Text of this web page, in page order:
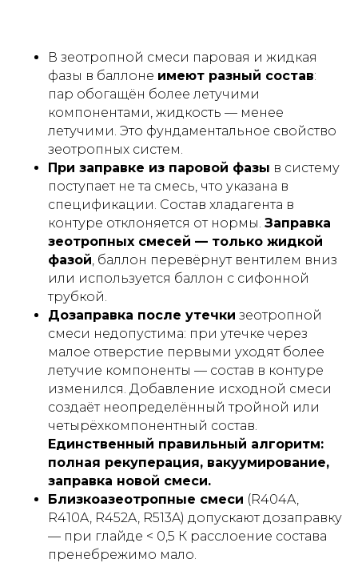
В зеотропной смеси паровая и жидкая
фазы в баллоне имеют разный состав:
пар обогащён более летучими
компонентами, жидкость — менее
летучими. Это фундаментальное свойство
зеотропных систем.
При заправке из паровой фазы в систему
поступает не та смесь, что указана в
спецификации. Состав хладагента в
контуре отклоняется от нормы. Заправка
зеотропных смесей — только жидкой
фазой, баллон перевёрнут вентилем вниз
или используется баллон с сифонной
трубкой.
Дозаправка после утечки зеотропной
смеси недопустима: при утечке через
малое отверстие первыми уходят более
летучие компоненты — состав в контуре
изменился. Добавление исходной смеси
создаёт неопределённый тройной или
четырёхкомпонентный состав.
Единственный правильный алгоритм:
полная рекуперация, вакуумирование,
заправка новой смеси.
Близкоазеотропные смеси (R404A,
R410A, R452A, R513A) допускают дозаправку
— при глайде < 0,5 К расслоение состава
пренебрежимо мало.